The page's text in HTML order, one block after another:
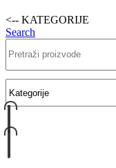
<-- KATEGORIJE
Search